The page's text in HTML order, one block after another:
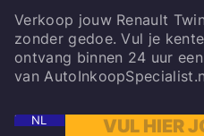
Verkoop jouw Renault
zonder gedoe. Vul je
ontvang binnen 24 uur
van
NL